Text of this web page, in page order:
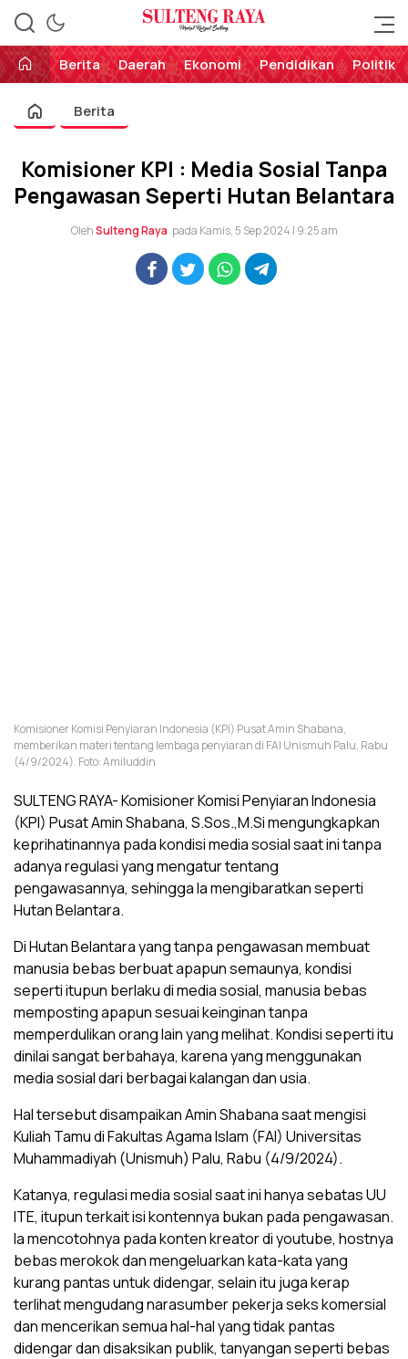
Sulteng Raya
Perekat Rakyat Sulteng
Berita
Daerah Ekonomi Pendidikan Politik
Berita
Komisioner KPI : Media Sosial Tanpa
Pengawasan Seperti Hutan Belantara
OlehSulteng Raya pada Kamis, 5 Sep 2024 | 9:25 am
Komisioner Komisi Penyiaran Indonesia (KPI) Pusat Amin Shabana,
memberikan materi tentang lembaga penyiaran di FAI Unismuh Palu, Rabu
(4/9/2024). Foto: Amiluddin
SULTENG RAYA- Komisioner Komisi Penyiaran Indonesia
(KPI) Pusat Amin Shabana, S.Sos.,M.Si mengungkapkan
keprihatinannya pada kondisi media sosial saat ini tanpa
adanya regulasi yang mengatur tentang
pengawasannya, sehingga Ia mengibaratkan seperti
Hutan Belantara.
Di Hutan Belantara yang tanpa pengawasan membuat
manusia bebas berbuat apapun semaunya, kondisi
seperti itupun berlaku di media sosial, manusia bebas
memposting apapun sesuai keinginan tanpa
memperdulikan orang lain yang melihat. Kondisi seperti itu
dinilai sangat berbahaya, karena yang menggunakan
media sosial dari berbagai kalangan dan usia.
Hal tersebut disampaikan Amin Shabana saat mengisi
Kuliah Tamu di Fakultas Agama Islam (FAI) Universitas
Muhammadiyah (Unismuh) Palu, Rabu (4/9/2024).
Katanya, regulasi media sosial saat ini hanya sebatas UU
ITE, itupun terkait isi kontennya bukan pada pengawasan.
Ia mencotohnya pada konten kreator di youtube, hostnya
bebas merokok dan mengeluarkan kata-kata yang
kurang pantas untuk didengar, selain itu juga kerap
terlihat mengudang narasumber pekerja seks komersial
dan mencerikan semua hal-hal yang tidak pantas
didengar dan disaksikan publik, tanyangan seperti bebas